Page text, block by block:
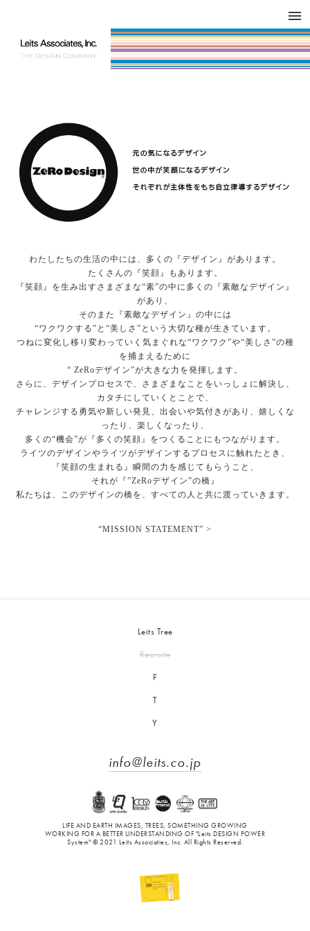
わたしたちの生活の中には、多くの『デザイン』があります。
たくさんの『笑顔』もあります。
『笑顔』を生み出すさまざまな“素”の中に多くの『素敵なデザイン』
があり、
そのまた『素敵なデザイン』の中には
“ワクワクする”と“美しさ”という大切な種が生きています。
つねに変化し移り変わっていく気まぐれな“ワクワク”や“美しさ”の種
を捕まえるために
“ ZeRoデザイン”が大きな力を発揮します。
さらに、デザインプロセスで、さまざまなことをいっしょに解決し、
カタチにしていくとことで、
チャレンジする勇気や新しい発見、出会いや気付きがあり、嬉しくな
ったり、楽しくなったり、
多くの“機会”が『多くの笑顔』をつくることにもつながります。
ライツのデザインやライツがデザインするプロセスに触れたとき、
『笑顔の生まれる』瞬間の力を感じてもらうこと、
それが『”ZeRoデザイン”の橋』
私たちは、このデザインの橋を、すべての人と共に渡っていきます。
“MISSION STATEMENT” >
Leits Tree
Recruite
F
T
Y
info@leits.co.jp
LIFE AND EARTH IMAGES, TREES, SOMETHING GROWING
WORKING FOR A BETTER UNDERSTANDING OF "Leits DESIGN POWER
System" © 2021 Leits Associaties, Inc. All Rights Reserved.